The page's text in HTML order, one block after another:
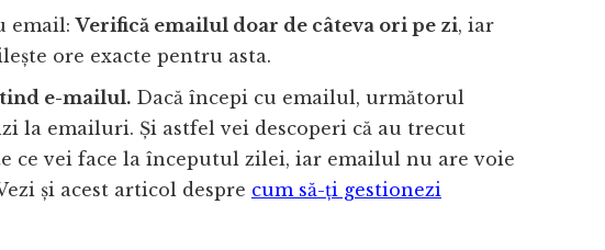
email:Verifică emailul doar de câteva ori pe zi, iar
ore exacte pentru asta.
e-mailul. Dacă începi cu emailul, următorul
la emailuri. Și astfel vei descoperi că au trecut
ce vei face la începutul zilei, iar emailul nu are voie
și acest articol despre cum să-ți gestionezi